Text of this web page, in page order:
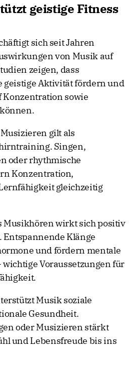
geistige Fitness
sich seit Jahren
von Musik auf
zeigen, dass
geistige Aktivität fördern und
Konzentration sowie
gilt als
Singen,
oder rhythmische
Konzentration,
gleichzeitig
Musikhören wirkt sich positiv
Entspannende Klänge
und fördern mentale
Voraussetzungen für
Musik soziale
Gesundheit.
oder Musizieren stärkt
und Lebensfreude bis ins